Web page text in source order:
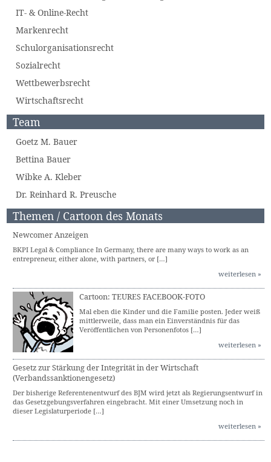
IT- & Online-Recht
Markenrecht
Schulorganisationsrecht
Sozialrecht
Wettbewerbsrecht
Wirtschaftsrecht
Team
Goetz M. Bauer
Bettina Bauer
Wibke A. Kleber
Dr. Reinhard R. Preusche
Themen / Cartoon des Monats
Newcomer Anzeigen
BKPI Legal & Compliance In Germany, there are many ways to work as an
entrepreneur, either alone, with partners, or […]
weiterlesen »
Cartoon: TEURES FACEBOOK-FOTO
Mal eben die Kinder und die Familie posten. Jeder weiß
mittlerweile, dass man ein Einverständnis für das
Veröffentlichen von Personenfotos […]
weiterlesen »
Gesetz zur Stärkung der Integrität in der Wirtschaft
(Verbandssanktionengesetz)
Der bisherige Referentenentwurf des BJM wird jetzt als Regierungsentwurf in
das Gesetzgebungsverfahren eingebracht. Mit einer Umsetzung noch in
dieser Legislaturperiode […]
weiterlesen »